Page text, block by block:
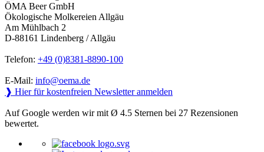
ÖMA Beer GmbH
Ökologische Molkereien Allgäu
Am Mühlbach 2
D-88161 Lindenberg / Allgäu
Telefon: +49 (0)8381-8890-100
E-Mail: info@oema.de
❱ Hier für kostenfreien Newsletter anmelden
Auf Google werden wir mit Ø 4.5 Sternen bei 27 Rezensionen
bewertet.